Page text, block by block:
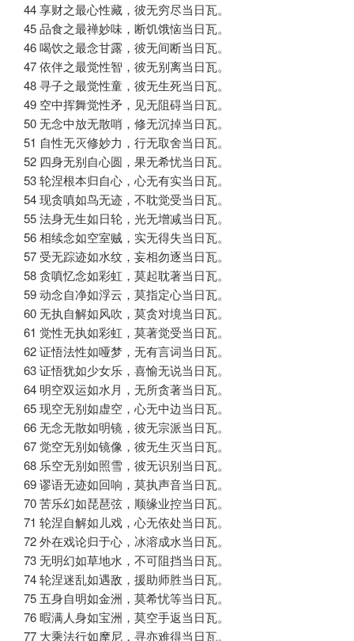
44 享财之最心性藏，彼无穷尽当日瓦。
45 品食之最禅妙味，断饥饿恼当日瓦。
46 喝饮之最念甘露，彼无间断当日瓦。
47 依伴之最觉性智，彼无别离当日瓦。
48 寻子之最觉性童，彼无生死当日瓦。
49 空中挥舞觉性矛，见无阻碍当日瓦。
50 无念中放无散哨，修无沉掉当日瓦。
51 自性无灭修妙力，行无取舍当日瓦。
52 四身无别自心圆，果无希忧当日瓦。
53 轮涅根本归自心，心无有实当日瓦。
54 现贪嗔如鸟无迹，不耽觉受当日瓦。
55 法身无生如日轮，光无增减当日瓦。
56 相续念如空室贼，实无得失当日瓦。
57 受无踪迹如水纹，妄相勿逐当日瓦。
58 贪嗔忆念如彩虹，莫起耽著当日瓦。
59 动念自净如浮云，莫指定心当日瓦。
60 无执自解如风吹，莫贪对境当日瓦。
61 觉性无执如彩虹，莫著觉受当日瓦。
62 证悟法性如哑梦，无有言词当日瓦。
63 证悟犹如少女乐，喜愉无说当日瓦。
64 明空双运如水月，无所贪著当日瓦。
65 现空无别如虚空，心无中边当日瓦。
66 无念无散如明镜，彼无宗派当日瓦。
67 觉空无别如镜像，彼无生灭当日瓦。
68 乐空无别如照雪，彼无识别当日瓦。
69 谬语无迹如回响，莫执声音当日瓦。
70 苦乐幻如琵琶弦，顺缘业控当日瓦。
71 轮涅自解如儿戏，心无依处当日瓦。
72 外在戏论归于心，冰溶成水当日瓦。
73 无明幻如草地水，不可阻挡当日瓦。
74 轮涅迷乱如遇敌，援助师胜当日瓦。
75 五身自明如金洲，莫希忧等当日瓦。
76 暇满人身如宝洲，莫空手返当日瓦。
77 大乘法行如摩尼，寻亦难得当日瓦。